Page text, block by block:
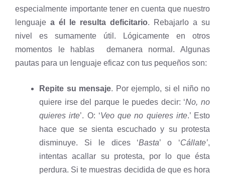
especialmente importante tener en cuenta que nuestro
lenguaje a él le resulta deficitario. Rebajarlo a su
nivel es sumamente útil. Lógicamente en otros
momentos le hablas demanera normal. Algunas
pautas para un lenguaje eficaz con tus pequeños son:
Repite su mensaje. Por ejemplo, si el niño no
quiere irse del parque le puedes decir: ‘No, no
quieres irte’. O: ‘Veo que no quieres irte.’ Esto
hace que se sienta escuchado y su protesta
disminuye. Si le dices ‘Basta’ o ‘Cállate’,
intentas acallar su protesta, por lo que ésta
perdura. Si te muestras decidida de que es hora